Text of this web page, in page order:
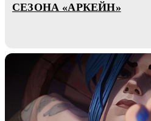
СЕЗОНА «АРКЕЙН»